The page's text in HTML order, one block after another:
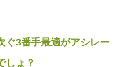
ぐ3番手最適がアシレー
しょ？